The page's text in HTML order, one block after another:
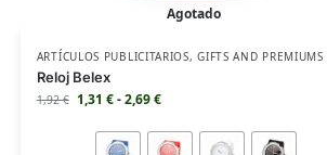
Agotado
ARTÍCULOS PUBLICITARIOS,GIFTS AND PREMIUMS
Reloj Belex
1,92€ 1,31 €-2,69€